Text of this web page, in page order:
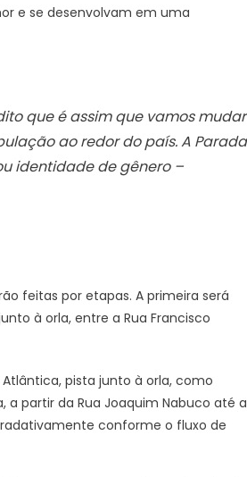
e se desenvolvam em uma
que é assim que vamos mudar
ao redor do país. A Parada
identidade de gênero –
feitas por etapas. A primeira será
à orla, entre a Rua Francisco
pista junto à orla, como
a partir da Rua Joaquim Nabuco até a
conforme o fluxo de